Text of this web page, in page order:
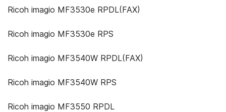
Ricoh imagio MF3530e RPDL(FAX)
Ricoh imagio MF3530e RPS
Ricoh imagio MF3540W RPDL(FAX)
Ricoh imagio MF3540W RPS
Ricoh imagio MF3550 RPDL